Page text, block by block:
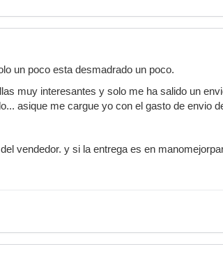
un poco esta desmadrado un poco.
muy interesantes y solo me ha salido un
asique me cargue yo con el gasto de envio
vendedor. y si la entrega es en